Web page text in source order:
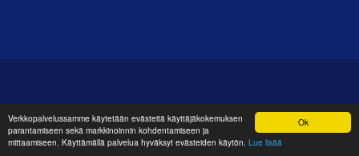
Ok
Verkkopalvelussamme käytetään evästeitä käyttäjäkokemuksen
parantamiseen sekä markkinoinnin kohdentamiseen ja
mittaamiseen. Käyttämällä palvelua hyväksyt evästeiden käytön. Lue lisää